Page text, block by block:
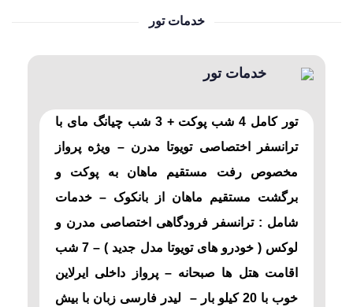
خدمات تور
خدمات تور
تور کامل 4 شب پوکت + 3 شب چیانگ مای با
ترانسفر اختصاصی تویوتا مدرن – ویژه پرواز
مخصوص رفت مستقیم ماهان به پوکت و
برگشت مستقیم ماهان از بانکوک – خدمات
شامل : ترانسفر فرودگاهی اختصاصی مدرن و
لوکس ( خودرو های تویوتا مدل جدید ) – 7 شب
اقامت هتل ها صبحانه – پرواز داخلی ایرلاین
خوب با 20 کیلو بار – لیدر فارسی زبان با بیش